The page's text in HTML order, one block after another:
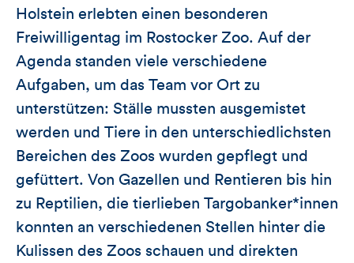
Holstein erlebten einen besonderen
Freiwilligentag im Rostocker Zoo. Auf der
Agenda standen viele verschiedene
Aufgaben, um das Team vor Ort zu
unterstützen: Ställe mussten ausgemistet
werden und Tiere in den unterschiedlichsten
Bereichen des Zoos wurden gepflegt und
gefüttert. Von Gazellen und Rentieren bis hin
zu Reptilien, die tierlieben Targobanker*innen
konnten an verschiedenen Stellen hinter die
Kulissen des Zoos schauen und direkten